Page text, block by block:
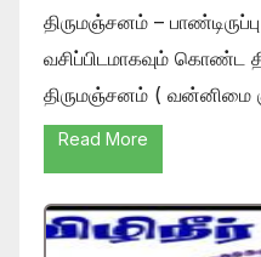
திருமஞ்சனம் –
வசிப்பிடமாகவும் கொண்ட
திருமஞ்சனம் ( வன்னிமை
Read More